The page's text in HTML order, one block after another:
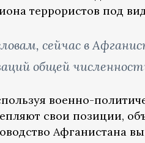
террористов под
сейчас в
общей
военно-
свои позиции,
Афганистана